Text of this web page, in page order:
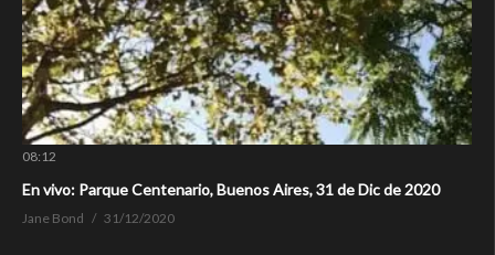
08:12
En vivo: Parque Centenario, Buenos Aires, 31 de Dic de 2020
Jane Bond 31/12/2020